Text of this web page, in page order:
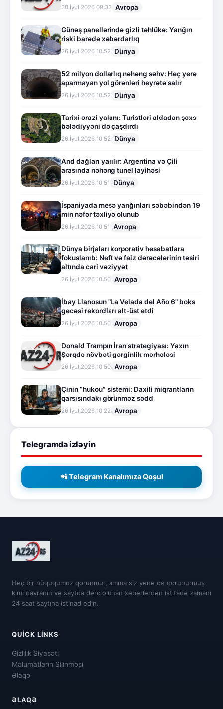
30.İyul.2026 09:33 Avropa
Günəş panellərində gizli təhlükə: Yanğın
riski barədə xəbərdarlıq
26.İyul.2026 10:52 Dünya
52 milyon dollarlıq nəhəng səhv: Heç yerə
aparmayan yol görənləri heyrətə salır
26.İyul.2026 10:52 Dünya
Tarixi ərazi yalanı: Turistləri aldadan şəxs
bələdiyyəni də çaşdırdı
26.İyul.2026 10:52 Dünya
And dağları yarılır: Argentina və Çili
arasında nəhəng tunel layihəsi
26.İyul.2026 10:51 Dünya
İspaniyada meşə yanğınları səbəbindən 19
min nəfər təxliyə olunub
26.İyul.2026 10:51 Avropa
Dünya birjaları korporativ hesabatlara
fokuslanıb: Neft və faiz dərəcələrinin təsiri
altında cari vəziyyət
26.İyul.2026 10:50 Avropa
İbay Llanosun "La Velada del Año 6" boks
gecəsi rekordları alt-üst etdi
26.İyul.2026 10:50 Avropa
Donald Trampın İran strategiyası: Yaxın
Şərqdə növbəti gərginlik mərhələsi
26.İyul.2026 10:50 Avropa
Çinin “hukou” sistemi: Daxili miqrantların
qarşısındakı görünməz sədd
26.İyul.2026 10:22 Avropa
Telegramda izləyin
📲 Telegram Kanalımıza Qoşul
Heç bir hüququmuz qorunmur, amma siz yenə də qorunurmuş
kimi davranın və saytda dərc olunan xəbərlərdən istifadə zamanı
24 saat saytına istinad edin.
QUICK LINKS
Gizlilik Siyasəti
Məlumatların Silinməsi
Əlaqə
ƏLAQƏ